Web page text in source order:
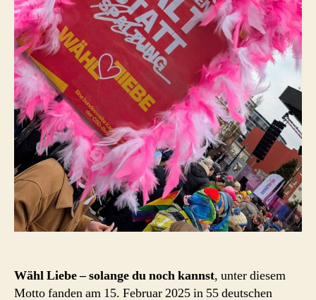
Wähl Liebe – solange du noch kannst, unter diesem
Motto fanden am 15. Februar 2025 in 55 deutschen